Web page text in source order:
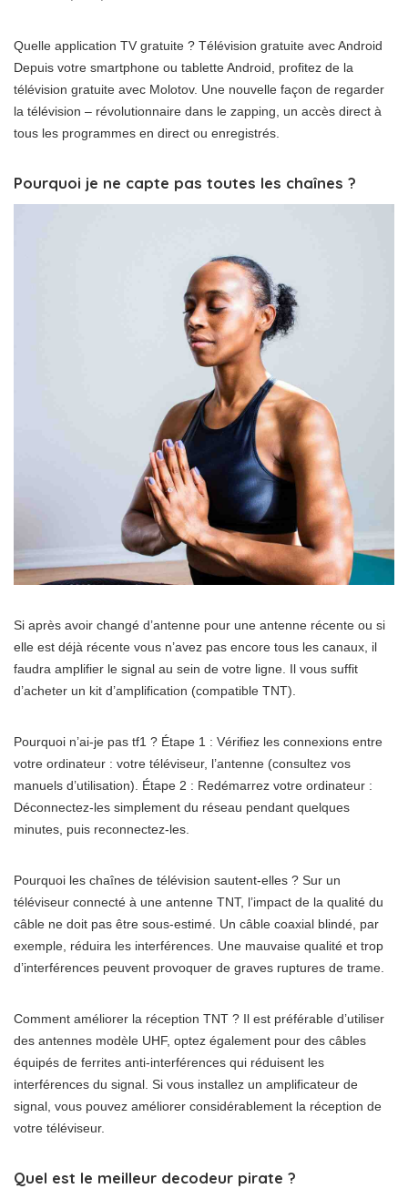
Quelle application TV gratuite ? Télévision gratuite avec Android
Depuis votre smartphone ou tablette Android, profitez de la
télévision gratuite avec Molotov. Une nouvelle façon de regarder
la télévision – révolutionnaire dans le zapping, un accès direct à
tous les programmes en direct ou enregistrés.
Pourquoi je ne capte pas toutes les chaînes ?
Si après avoir changé d’antenne pour une antenne récente ou si
elle est déjà récente vous n’avez pas encore tous les canaux, il
faudra amplifier le signal au sein de votre ligne. Il vous suffit
d’acheter un kit d’amplification (compatible TNT).
Pourquoi n’ai-je pas tf1 ? Étape 1 : Vérifiez les connexions entre
votre ordinateur : votre téléviseur, l’antenne (consultez vos
manuels d’utilisation). Étape 2 : Redémarrez votre ordinateur :
Déconnectez-les simplement du réseau pendant quelques
minutes, puis reconnectez-les.
Pourquoi les chaînes de télévision sautent-elles ? Sur un
téléviseur connecté à une antenne TNT, l’impact de la qualité du
câble ne doit pas être sous-estimé. Un câble coaxial blindé, par
exemple, réduira les interférences. Une mauvaise qualité et trop
d’interférences peuvent provoquer de graves ruptures de trame.
Comment améliorer la réception TNT ? Il est préférable d’utiliser
des antennes modèle UHF, optez également pour des câbles
équipés de ferrites anti-interférences qui réduisent les
interférences du signal. Si vous installez un amplificateur de
signal, vous pouvez améliorer considérablement la réception de
votre téléviseur.
Quel est le meilleur decodeur pirate ?